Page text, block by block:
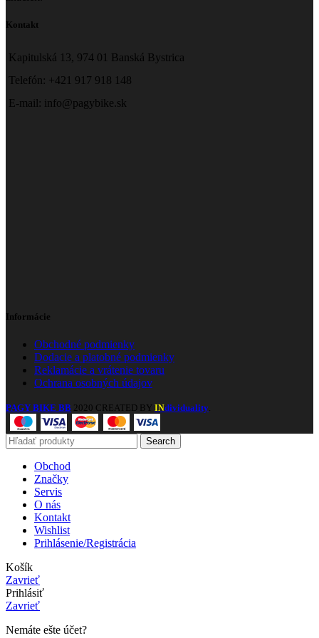
Kontakt
Kapitulská 13, 974 01 Banská Bystrica
Telefón: +421 917 918 148
E-mail: info@pagybike.sk
Informácie
Obchodné podmienky
Dodacie a platobné podmienky
Reklamácie a vrátenie tovaru
Ochrana osobných údajov
PAGY BIKE BB 2020 CREATED BY INdividuality.
Search
Obchod
Značky
Servis
O nás
Kontakt
Wishlist
Prihlásenie/Registrácia
Košík
Zavrieť
Prihlásiť
Zavrieť
Nemáte ešte účet?